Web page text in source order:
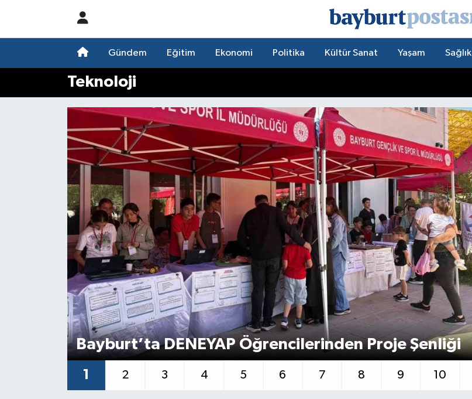
Gündem Eğitim Ekonomi Politika Kültür Sanat Yaşam Sağlık
Teknoloji
Bayburt’ta DENEYAP Öğrencilerinden Proje Şenliği
1 2 3 4 5 6 7 8 9 10
Hava Durumu
Trafik Durumu
Süper Lig Puan Durumu ve Fikstür
Tüm Manşetler
Son Dakika Haberleri
Haber Arşivi